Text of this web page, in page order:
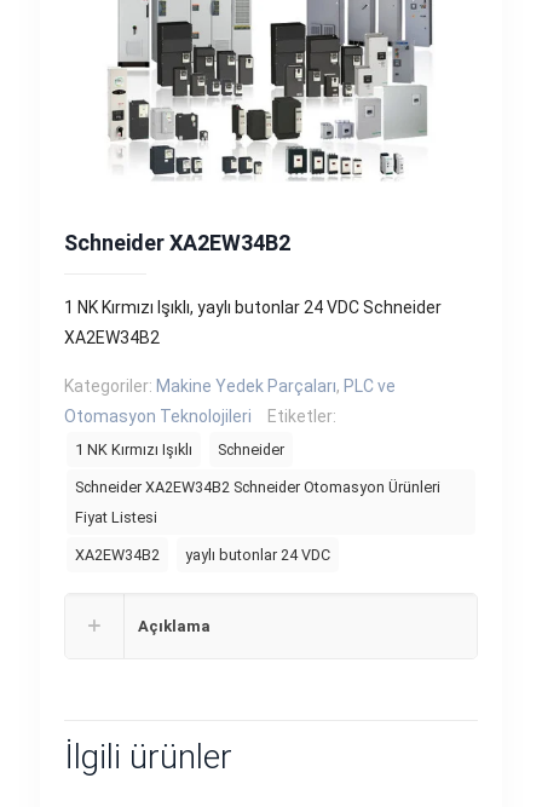
Schneider XA2EW34B2
1 NK Kırmızı Işıklı, yaylı butonlar 24 VDC Schneider
XA2EW34B2
Kategoriler: Makine Yedek Parçaları, PLC ve
Otomasyon Teknolojileri
Etiketler:
1 NK Kırmızı Işıklı Schneider
Schneider XA2EW34B2 Schneider Otomasyon Ürünleri
Fiyat Listesi
XA2EW34B2 yaylı butonlar 24 VDC
Açıklama
İlgili ürünler